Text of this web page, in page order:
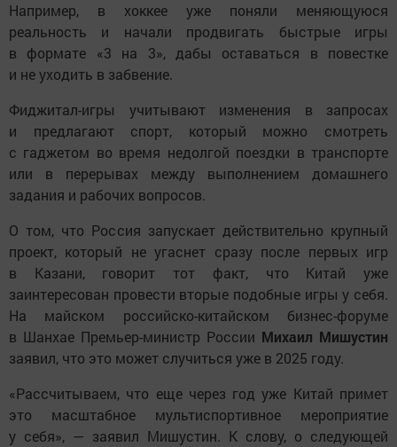
Например, в хоккее уже поняли меняющуюся
реальность и начали продвигать быстрые игры
в формате «3 на 3», дабы оставаться в повестке
и не уходить в забвение.
Фиджитал-игры учитывают изменения в запросах
и предлагают спорт, который можно смотреть
с гаджетом во время недолгой поездки в транспорте
или в перерывах между выполнением домашнего
задания и рабочих вопросов.
О том, что Россия запускает действительно крупный
проект, который не угаснет сразу после первых игр
в Казани, говорит тот факт, что Китай уже
заинтересован провести вторые подобные игры у себя.
На майском российско-китайском бизнес-форуме
в Шанхае Премьер-министр России Михаил Мишустин
заявил, что это может случиться уже в 2025 году.
«Рассчитываем, что еще через год уже Китай примет
это масштабное мультиспортивное мероприятие
у себя», — заявил Мишустин. К слову, о следующей